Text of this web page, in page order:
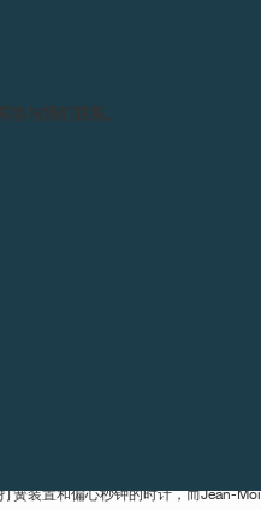
，且由我们自己的一位制表师组装
的。受Only Watch慈善拍卖专用之
纳下超大日期显示，这是
，因为他在1822年发明了这种“书
其他精彩故事的权利，同时您也将错
、数学家和制表师的研究是彼此相
和停止操作必须手动完成。
由此便可另外显示带启动/停止功能
装置和偏心秒钟的时计，而Jean-
与我们联系。